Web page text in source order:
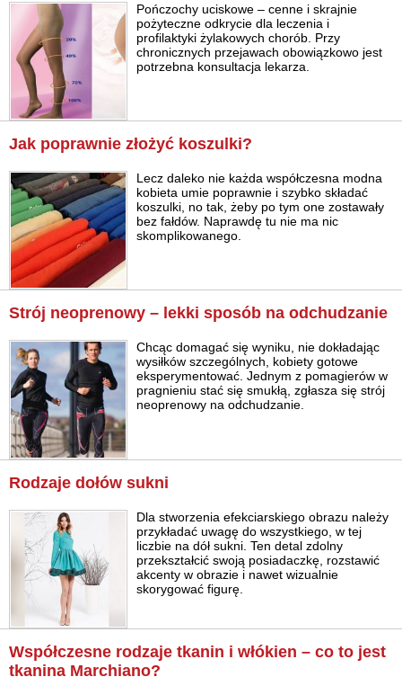
Pończochy uciskowe – cenne i skrajnie
pożyteczne odkrycie dla leczenia i
profilaktyki żylakowych chorób. Przy
chronicznych przejawach obowiązkowo jest
potrzebna konsultacja lekarza.
Jak poprawnie złożyć koszulki?
Lecz daleko nie każda współczesna modna
kobieta umie poprawnie i szybko składać
koszulki, no tak, żeby po tym one zostawały
bez fałdów. Naprawdę tu nie ma nic
skomplikowanego.
Strój neoprenowy – lekki sposób na odchudzanie
Chcąc domagać się wyniku, nie dokładając
wysiłków szczególnych, kobiety gotowe
eksperymentować. Jednym z pomagierów w
pragnieniu stać się smukłą, zgłasza się strój
neoprenowy na odchudzanie.
Rodzaje dołów sukni
Dla stworzenia efekciarskiego obrazu należy
przykładać uwagę do wszystkiego, w tej
liczbie na dół sukni. Ten detal zdolny
przekształcić swoją posiadaczkę, rozstawić
akcenty w obrazie i nawet wizualnie
skorygować figurę.
Współczesne rodzaje tkanin i włókien – co to jest
tkanina Marchiano?